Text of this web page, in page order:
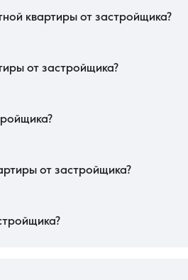
квартиры от застройщика?
от застройщика?
от застройщика?